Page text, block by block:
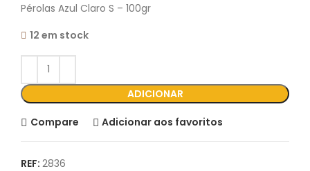
Pérolas Azul Claro S – 100gr
12 em stock
ADICIONAR
Compare Adicionar aos favoritos
REF: 2836